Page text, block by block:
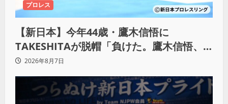
プロレス
【新日本】今年44歳・鷹木信悟に
TAKESHITAが脱帽「負けた。鷹木信悟、
強いわ！」
2026年8月7日